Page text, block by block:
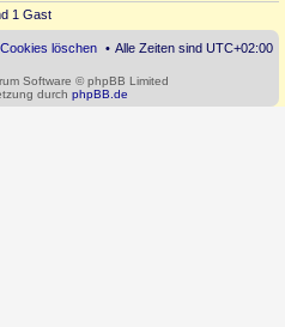
1 Gast
Alle Zeiten sind UTC+02:00
löschen
Software © phpBB Limited
durch phpBB.de